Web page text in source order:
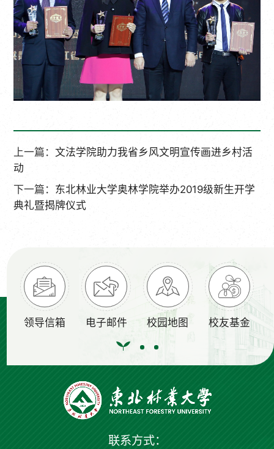
上一篇：文法学院助力我省乡风文明宣传画进乡村活
动
下一篇： 东北林业大学奥林学院举办2019级新生开学
典礼暨揭牌仪式
领导信箱 电子邮件 校园地图 校友基金
联系方式：